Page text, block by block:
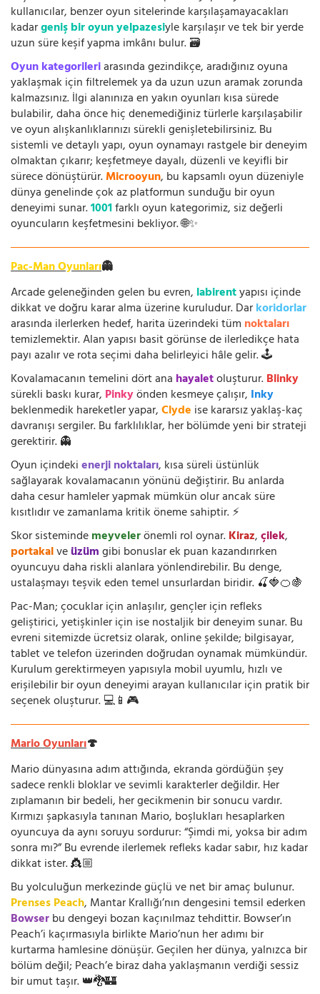
kullanıcılar, benzer oyun sitelerinde karşılaşamayacakları
kadargeniş bir oyun yelpazesiyle karşılaşır ve tek bir yerde
uzun süre keşif yapma imkânı bulur. 🗃️
Oyun kategorileriarasında gezindikçe, aradığınız oyuna
yaklaşmak için filtrelemek ya da uzun uzun aramak zorunda
kalmazsınız. İlgi alanınıza en yakın oyunları kısa sürede
bulabilir, daha önce hiç denemediğiniz türlerle karşılaşabilir
ve oyun alışkanlıklarınızı sürekli genişletebilirsiniz. Bu
sistemli ve detaylı yapı, oyun oynamayı rastgele bir deneyim
olmaktan çıkarır; keşfetmeye dayalı, düzenli ve keyifli bir
sürece dönüştürür.Microoyun, bu kapsamlı oyun düzeniyle
dünya genelinde çok az platformun sunduğu bir oyun
deneyimi sunar.1001farklı oyun kategorimiz, siz değerli
oyuncuların keşfetmesini bekliyor. 🌐✨
Pac-Man Oyunları👻
Arcade geleneğinden gelen bu evren, labirentyapısı içinde
dikkat ve doğru karar alma üzerine kuruludur. Darkoridorlar
arasında ilerlerken hedef, harita üzerindeki tüm noktaları
temizlemektir. Alan yapısı basit görünse de ilerledikçe hata
payı azalır ve rota seçimi daha belirleyici hâle gelir. 🕹️
Kovalamacanın temelini dört ana hayaletoluşturur.Blinky
sürekli baskı kurar, Pinkyönden kesmeye çalışır, Inky
beklenmedik hareketler yapar,Clyde ise kararsız yaklaş-kaç
davranışı sergiler. Bu farklılıklar, her bölümde yeni bir strateji
gerektirir. 👻
Oyun içindekienerji noktaları, kısa süreli üstünlük
sağlayarak kovalamacanın yönünü değiştirir. Bu anlarda
daha cesur hamleler yapmak mümkün olur ancak süre
kısıtlıdır ve zamanlama kritik öneme sahiptir. ⚡
Skor sistemindemeyvelerönemli rol oynar.Kiraz,çilek,
portakalveüzümgibi bonuslar ek puan kazandırırken
oyuncuyu daha riskli alanlara yönlendirebilir. Bu denge,
ustalaşmayı teşvik eden temel unsurlardan biridir. 🍒🍓🍊🍇
Pac-Man; çocuklar için anlaşılır, gençler için refleks
geliştirici, yetişkinler için ise nostaljik bir deneyim sunar. Bu
evreni sitemizde ücretsiz olarak, online şekilde; bilgisayar,
tablet ve telefon üzerinden doğrudan oynamak mümkündür.
Kurulum gerektirmeyen yapısıyla mobil uyumlu, hızlı ve
erişilebilir bir oyun deneyimi arayan kullanıcılar için pratik bir
seçenek oluşturur. 💻📱🎮
Mario Oyunları🍄
Mario dünyasına adım attığında, ekranda gördüğün şey
sadece renkli bloklar ve sevimli karakterler değildir. Her
zıplamanın bir bedeli, her gecikmenin bir sonucu vardır.
Kırmızı şapkasıyla tanınan Mario, boşlukları hesaplarken
oyuncuya da aynı soruyu sordurur: “Şimdi mi, yoksa bir adım
sonra mı?” Bu evrende ilerlemek refleks kadar sabır, hız kadar
dikkat ister. 👸🏼
Bu yolculuğun merkezinde güçlü ve net bir amaç bulunur.
Prenses Peach, Mantar Krallığı’nın dengesini temsil ederken
Bowserbu dengeyi bozan kaçınılmaz tehdittir. Bowser’ın
Peach’i kaçırmasıyla birlikte Mario’nun her adımı bir
kurtarma hamlesine dönüşür. Geçilen her dünya, yalnızca bir
bölüm değil; Peach’e biraz daha yaklaşmanın verdiği sessiz
bir umut taşır. 👑🐉🏰